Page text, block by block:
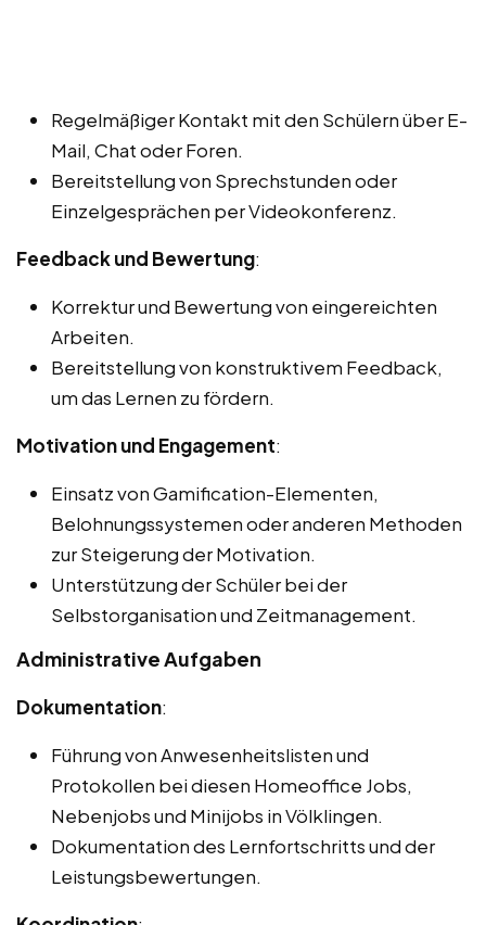
Regelmäßiger Kontakt mit den Schülern über E-
Mail, Chat oder Foren.
Bereitstellung von Sprechstunden oder
Einzelgesprächen per Videokonferenz.
Feedback und Bewertung:
Korrektur und Bewertung von eingereichten
Arbeiten.
Bereitstellung von konstruktivem Feedback,
um das Lernen zu fördern.
Motivation und Engagement:
Einsatz von Gamification-Elementen,
Belohnungssystemen oder anderen Methoden
zur Steigerung der Motivation.
Unterstützung der Schüler bei der
Selbstorganisation und Zeitmanagement.
Administrative Aufgaben
Dokumentation:
Führung von Anwesenheitslisten und
Protokollen bei diesen Homeoffice Jobs,
Nebenjobs und Minijobs in Völklingen.
Dokumentation des Lernfortschritts und der
Leistungsbewertungen.